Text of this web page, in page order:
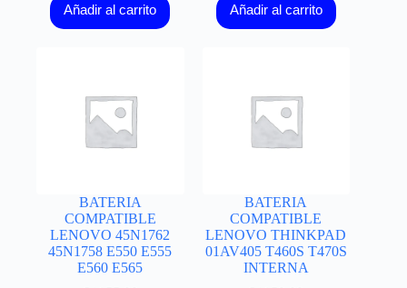
Añadir al carrito Añadir al carrito
BATERIA
COMPATIBLE
LENOVO 45N1762
45N1758 E550 E555
E560 E565
BATERIA
COMPATIBLE
LENOVO THINKPAD
01AV405 T460S T470S
INTERNA